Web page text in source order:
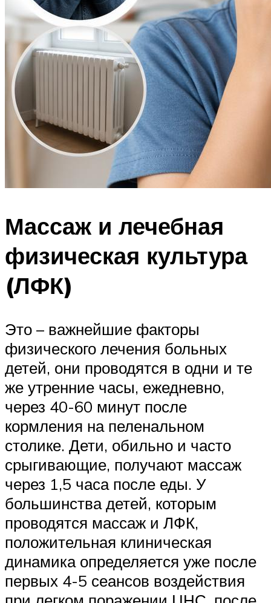
Массаж и лечебная
физическая культура
(ЛФК)
Это – важнейшие факторы
физического лечения больных
детей, они проводятся в одни и те
же ут­ренние часы, ежедневно,
через 40-60 минут после
кормления на пеленальном
столике. Дети, обильно и часто
срыгивающие, получают массаж
через 1,5 часа после еды. У
большинства детей, которым
проводятся массаж и ЛФК,
положительная клиническая
динамика определяется уже после
первых 4-5 сеансов воздействия